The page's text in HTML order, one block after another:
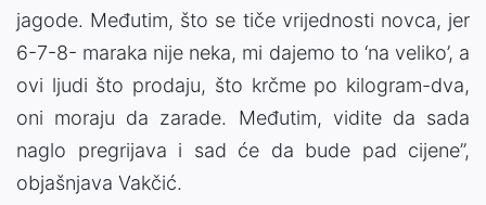
jagode. Međutim, što se tiče vrijednosti novca, jer
6-7-8- maraka nije neka, mi dajemo to ‘na veliko’, a
ovi ljudi što prodaju, što krčme po kilogram-dva,
oni moraju da zarade. Međutim, vidite da sada
naglo pregrijava i sad će da bude pad cijene”,
objašnjava Vakčić.